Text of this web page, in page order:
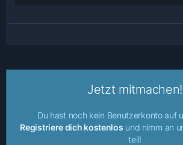
Jetzt mitmachen!
Du hast noch kein Benutzerkonto auf
Registriere dich kostenlos und nimm an
teil!